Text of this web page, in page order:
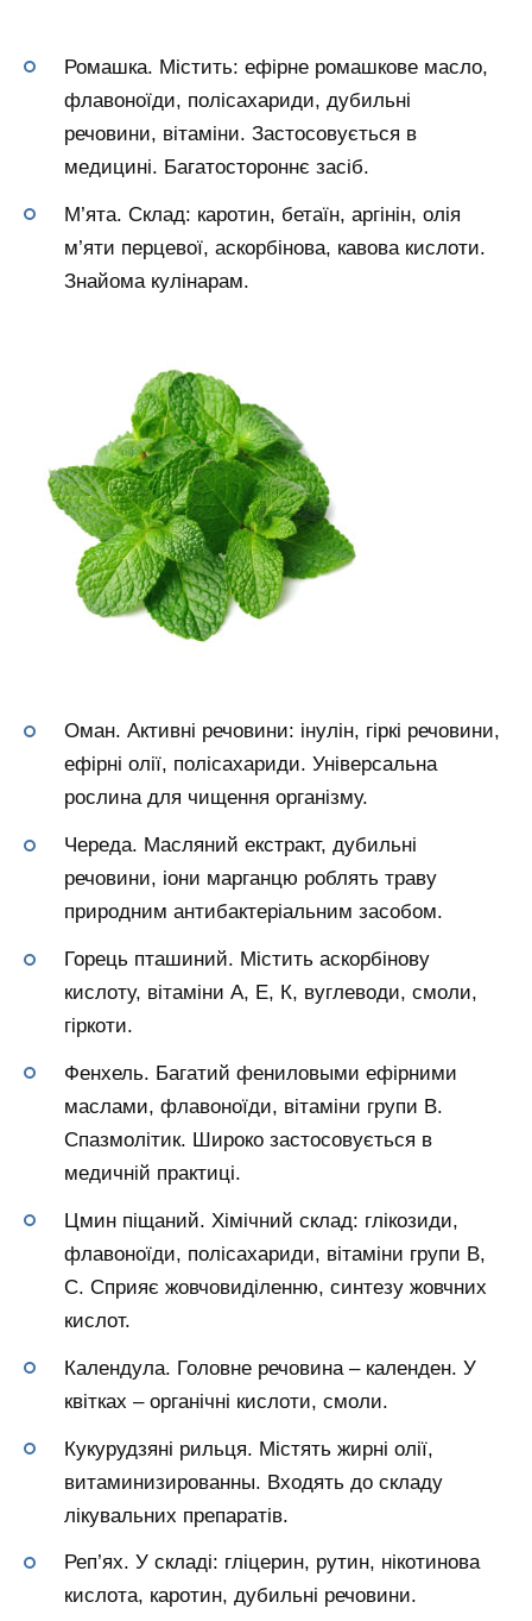
Ромашка. Містить: ефірне ромашкове масло,
флавоноїди, полісахариди, дубильні
речовини, вітаміни. Застосовується в
медицині. Багатостороннє засіб.
М’ята. Склад: каротин, бетаїн, аргінін, олія
м’яти перцевої, аскорбінова, кавова кислоти.
Знайома кулінарам.
Оман. Активні речовини: інулін, гіркі речовини,
ефірні олії, полісахариди. Універсальна
рослина для чищення організму.
Череда. Масляний екстракт, дубильні
речовини, іони марганцю роблять траву
природним антибактеріальним засобом.
Горець пташиний. Містить аскорбінову
кислоту, вітаміни А, Е, К, вуглеводи, смоли,
гіркоти.
Фенхель. Багатий фениловыми ефірними
маслами, флавоноїди, вітаміни групи В.
Спазмолітик. Широко застосовується в
медичній практиці.
Цмин піщаний. Хімічний склад: глікозиди,
флавоноїди, полісахариди, вітаміни групи В,
С. Сприяє жовчовиділенню, синтезу жовчних
кислот.
Календула. Головне речовина – календен. У
квітках – органічні кислоти, смоли.
Кукурудзяні рильця. Містять жирні олії,
витаминизированны. Входять до складу
лікувальних препаратів.
Реп’ях. У складі: гліцерин, рутин, нікотинова
кислота, каротин, дубильні речовини.